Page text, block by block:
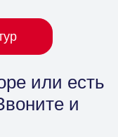
или есть
и